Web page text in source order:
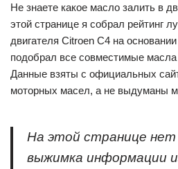
Не знаете какое масло залить в
этой странице я собрал рейтинг
двигателя Citroen C4 на
подобрал все совместимые масла
Данные взяты с официальных
моторных масел, а не выдуманы
На этой странице
выжимка информации